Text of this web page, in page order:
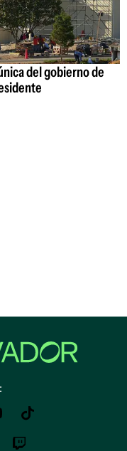
del gobierno de